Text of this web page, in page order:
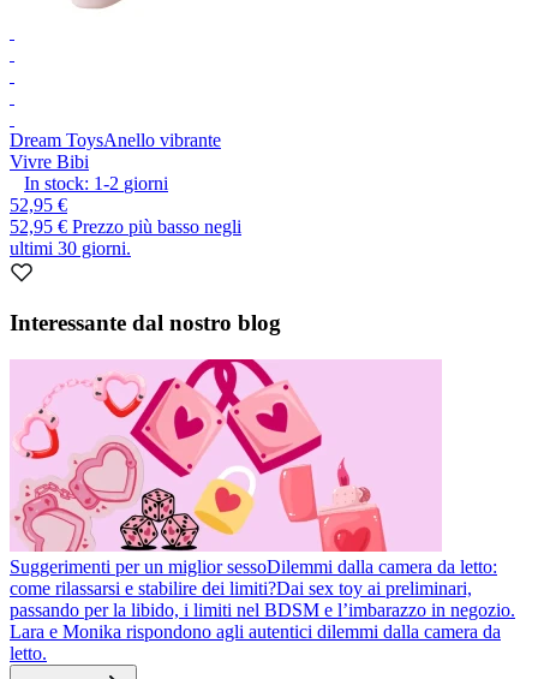
Dream ToysAnello vibrante
Vivre Bibi
In stock: 1-2 giorni
52,95 €
52,95 € Prezzo più basso negli
ultimi 30 giorni.
Interessante dal nostro blog
Suggerimenti per un miglior sessoDilemmi dalla camera da letto:
come rilassarsi e stabilire dei limiti?Dai sex toy ai preliminari,
passando per la libido, i limiti nel BDSM e l’imbarazzo in negozio.
Lara e Monika rispondono agli autentici dilemmi dalla camera da
letto.